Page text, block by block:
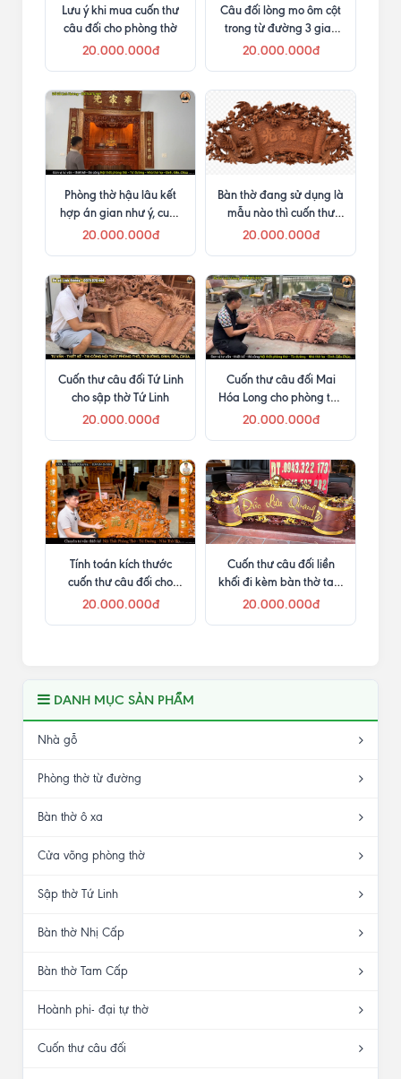
Lưu ý khi mua cuốn thư
câu đối cho phòng thờ
20.000.000đ
Câu đối lòng mo ôm cột
trong từ đường 3 gian
tại Gia Lai
20.000.000đ
Phòng thờ hậu lâu kết
hợp án gian như ý, cuốn
thư câu đối và cửa võng
20.000.000đ
Bàn thờ đang sử dụng là
mẫu nào thì cuốn thư
mẫu tương ứng
20.000.000đ
Cuốn thư câu đối Tứ Linh
cho sập thờ Tứ Linh
20.000.000đ
Cuốn thư câu đối Mai
Hóa Long cho phòng thờ
ngang 4m
20.000.000đ
Tính toán kích thước
cuốn thư câu đối cho
phòng thờ nhỏ
20.000.000đ
Cuốn thư câu đối liền
khối đi kèm bàn thờ tam
cấp
20.000.000đ
DANH MỤC SẢN PHẨM
Nhà gỗ
Phòng thờ từ đường
Bàn thờ ô xa
Cửa võng phòng thờ
Sập thờ Tứ Linh
Bàn thờ Nhị Cấp
Bàn thờ Tam Cấp
Hoành phi- đại tự thờ
Cuốn thư câu đối